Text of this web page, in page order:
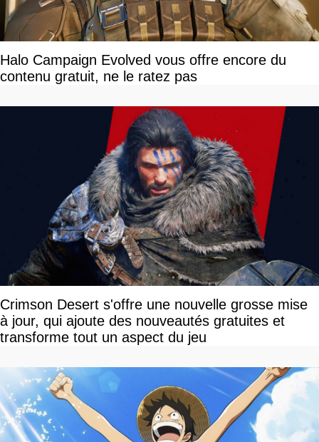
Halo Campaign Evolved vous offre encore du
contenu gratuit, ne le ratez pas
Crimson Desert s'offre une nouvelle grosse mise
à jour, qui ajoute des nouveautés gratuites et
transforme tout un aspect du jeu